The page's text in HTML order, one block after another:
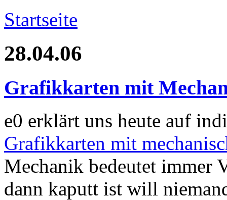
Startseite
28.04.06
Grafikkarten mit
e0 erklärt uns heute auf
Grafikkarten mit
Mechanik bedeutet immer
dann kaputt ist will